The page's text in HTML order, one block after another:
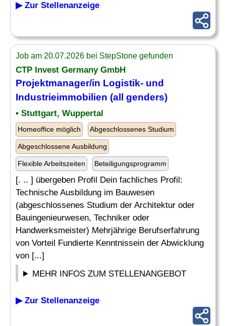
▶ Zur Stellenanzeige
Job am 20.07.2026 bei StepStone gefunden
CTP Invest Germany GmbH
Projektmanager/in Logistik- und
Industrieimmobilien (all genders)
• Stuttgart, Wuppertal
Homeoffice möglich Abgeschlossenes Studium
Abgeschlossene Ausbildung
Flexible Arbeitszeiten Beteiligungsprogramm
[. .. ] übergeben Profil Dein fachliches Profil:
Technische Ausbildung im Bauwesen
(abgeschlossenes Studium der Architektur oder
Bauingenieurwesen, Techniker oder
Handwerksmeister) Mehrjährige Berufserfahrung
von Vorteil Fundierte Kenntnissein der Abwicklung
von [...]
MEHR INFOS ZUM STELLENANGEBOT
▶ Zur Stellenanzeige